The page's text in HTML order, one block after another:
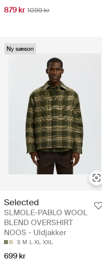
879 kr 1099 kr
Ny sæson
Selected
SLMOLE-PABLO WOOL
BLEND OVERSHIRT
NOOS - Uldjakker
S M L XL XXL
699 kr